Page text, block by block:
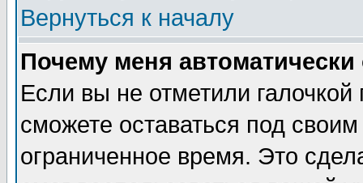
Вернуться к началу
Почему меня автоматически
Если вы не отметили галочкой
сможете оставаться под
ограниченное время. Это